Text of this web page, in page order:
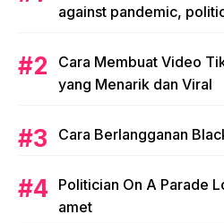
against pandemic,
Cara Membuat Video
yang Menarik dan Viral
Cara Berlangganan
Politician On A Parade
amet